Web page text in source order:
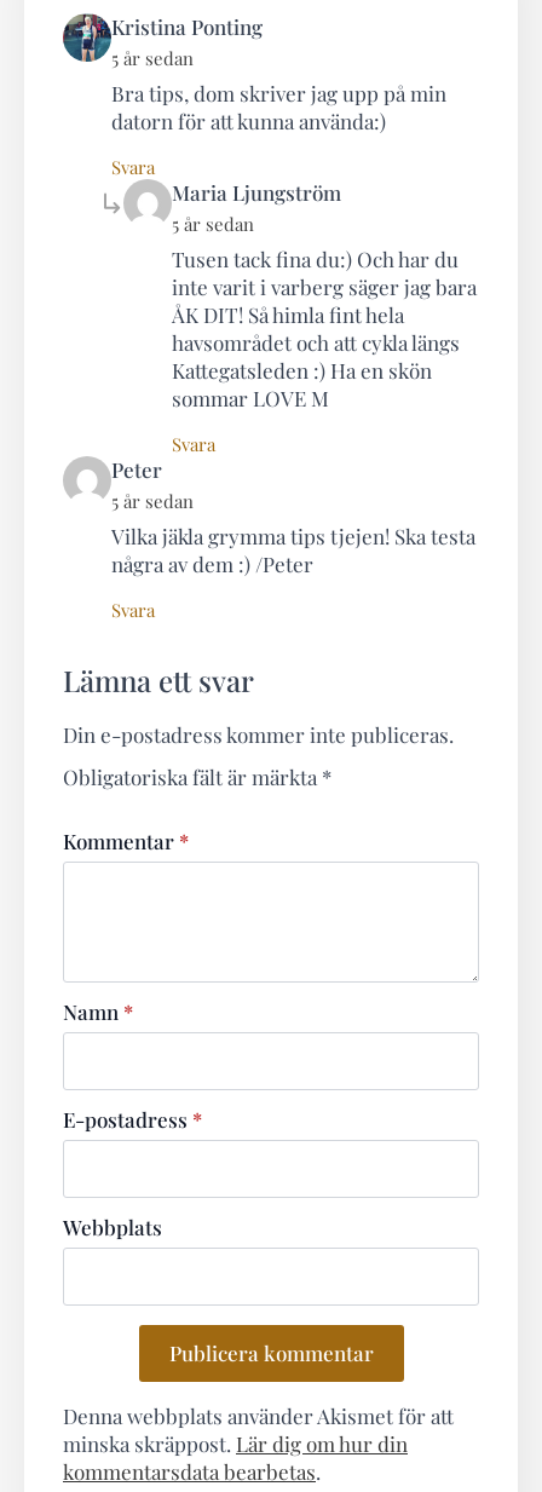
Kristina Pontingsays:
5 år sedan
Bra tips, dom skriver jag upp på min
datorn för att kunna använda:)
Svara
Maria Ljungström
5 år sedan
Tusen tack fina du:) Och har du
inte varit i varberg säger jag bara
ÅK DIT! Så himla fint hela
havsområdet och att cykla längs
Kattegatsleden :) Ha en skön
sommar LOVE M
Svara
Petersays:
5 år sedan
Vilka jäkla grymma tips tjejen! Ska testa
några av dem :) /Peter
Svara
Lämna ett svar
Din e-postadress kommer inte publiceras.
Obligatoriska fält är märkta*
Kommentar *
Namn *
E-postadress *
Webbplats
Denna webbplats använder Akismet för att
minska skräppost. Lär dig om hur din
kommentarsdata bearbetas.